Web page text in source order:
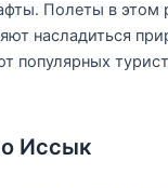
Полеты в этом
насладиться
популярных
Иссык